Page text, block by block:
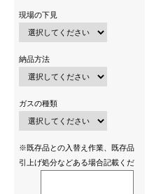
現場の下見
納品方法
ガスの種類
※既存品との入替え作業、既存品
引上げ処分などある場合記載くだ